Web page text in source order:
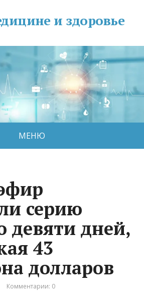
и здоровье
МЕНЮ
серию
девяти дней,
43
долларов
Комментарии: 0